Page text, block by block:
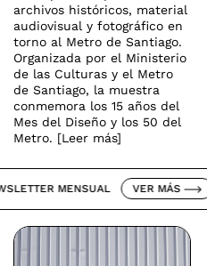
archivos históricos, material
audiovisual y fotográfico en
torno al Metro de Santiago.
Organizada por el Ministerio
de las Culturas y el Metro
de Santiago, la muestra
conmemora los 15 años del
Mes del Diseño y los 50 del
Metro. [Leer más]
MENSUAL VER MÁS